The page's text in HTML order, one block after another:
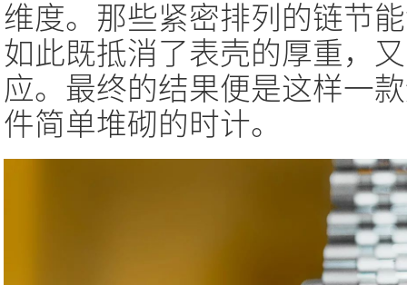
维度。那些紧密排列的链节
如此既抵消了表壳的厚重，
应。最终的结果便是这样一
件简单堆砌的时计。